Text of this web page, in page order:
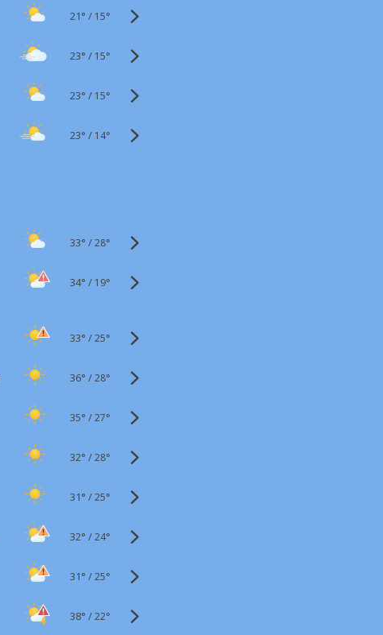
21° / 15°
23° / 15°
23° / 15°
23° / 14°
33° /28°
34° / 19°
33° /25°
36° /28°
35° /27°
32° /28°
31° /25°
32° /24°
31° /25°
38° /22°